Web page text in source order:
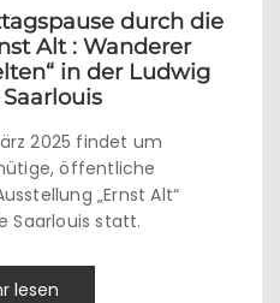
durch die
Alt : Wanderer
in der Ludwig
2025 findet um
öffentliche
„Ernst Alt“
Saarlouis statt.
lesen